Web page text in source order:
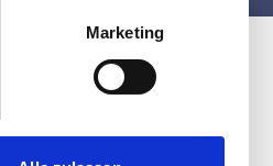
Marketing